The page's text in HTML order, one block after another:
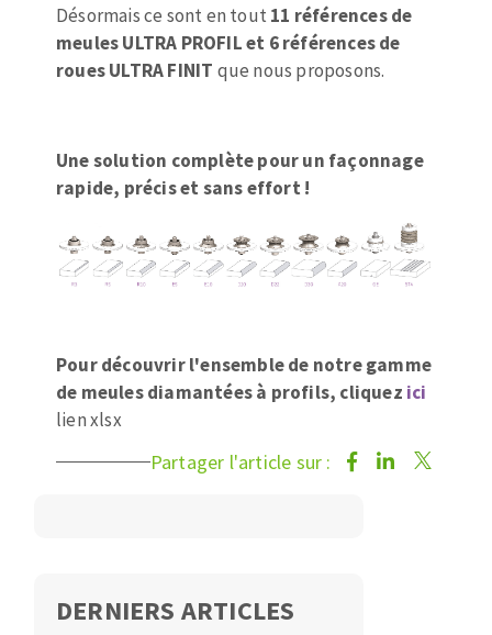
Désormais ce sont en tout 11 références de
meules ULTRA PROFIL et 6 références de
roues ULTRA FINIT que nous proposons.
Une solution complète pour un façonnage
rapide, précis et sans effort !
Pour découvrir l'ensemble de notre gamme
de meules diamantées à profils, cliquez ici
lien xlsx
Partager l'article sur :
DERNIERS ARTICLES